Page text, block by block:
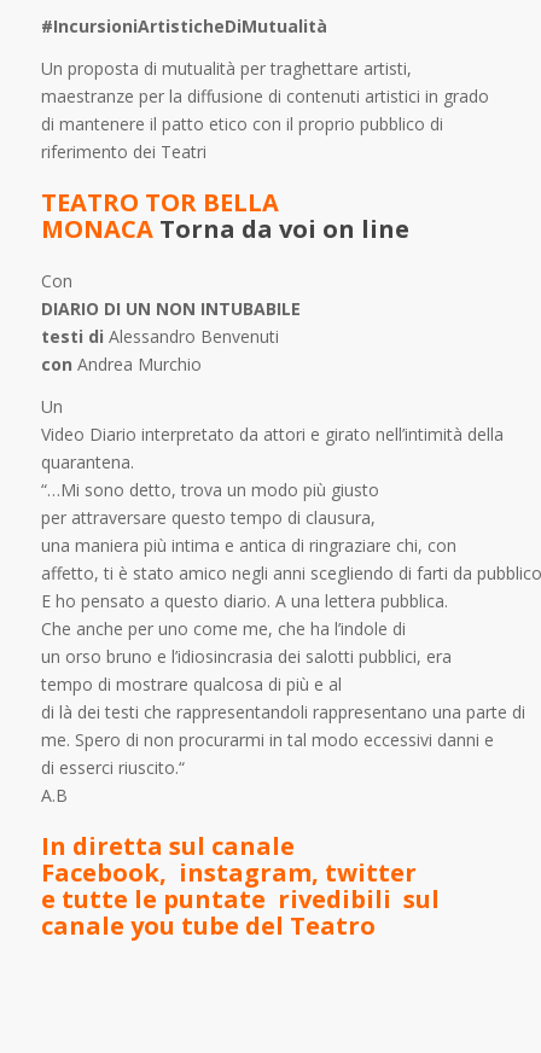
#IncursioniArtisticheDiMutualità
Un proposta di mutualità per traghettare artisti,
maestranze per la diffusione di contenuti artistici in grado
di mantenere il patto etico con il proprio pubblico di
riferimento dei Teatri
TEATRO TOR BELLA
MONACA Torna da voi on line
Con
DIARIO DI UN NON INTUBABILE
testi di Alessandro Benvenuti
con Andrea Murchio
Un
Video Diario interpretato da attori e girato nell’intimità della
quarantena.
“…Mi sono detto, trova un modo più giusto
per attraversare questo tempo di clausura,
una maniera più intima e antica di ringraziare chi, con
affetto, ti è stato amico negli anni scegliendo di farti da
E ho pensato a questo diario. A una lettera pubblica.
Che anche per uno come me, che ha l’indole di
un orso bruno e l’idiosincrasia dei salotti pubblici, era
tempo di mostrare qualcosa di più e al
di là dei testi che rappresentandoli rappresentano una parte di
me. Spero di non procurarmi in tal modo eccessivi danni e
di esserci riuscito.“
A.B
In diretta sul canale
Facebook, instagram, twitter
e tutte le puntate rivedibili sul
canale you tube del Teatro